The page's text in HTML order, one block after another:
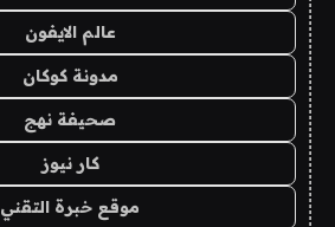
عالم الايفون
مدونة كوكان
صحيفة نهج
كار نيوز
موقع خبرة التقني